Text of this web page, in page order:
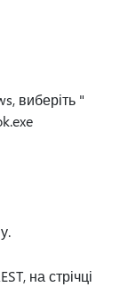
виберіть "
на стрічці